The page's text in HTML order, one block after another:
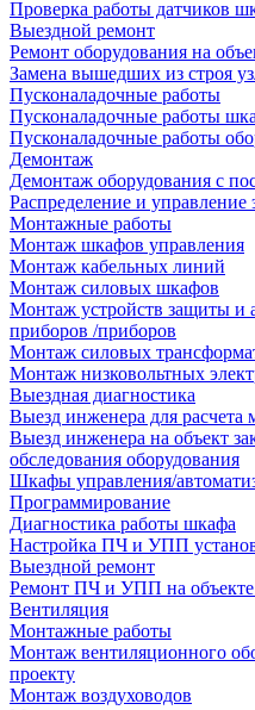
Проверка работы датчиков
Выездной ремонт
Ремонт оборудования на
Замена вышедших из строя
Пусконаладочные работы
Пусконаладочные работы
Пусконаладочные работы
Демонтаж
Демонтаж оборудования с
Распределение и управление
Монтажные работы
Монтаж шкафов управления
Монтаж кабельных линий
Монтаж силовых шкафов
Монтаж устройств защиты и
приборов /приборов
Монтаж силовых
Монтаж низковольтных
Выездная диагностика
Выезд инженера для расчета
Выезд инженера на объект
обследования оборудования
Шкафы управления/
Программирование
Диагностика работы шкафа
Настройка ПЧ и УПП
Выездной ремонт
Ремонт ПЧ и УПП на объекте
Вентиляция
Монтажные работы
Монтаж вентиляционного
проекту
Монтаж воздуховодов